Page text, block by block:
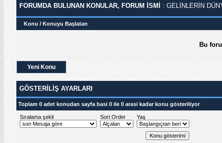
FORUMDA BULUNAN KONULAR, FORUM ISMI : GELINLERIN
Konu / Konuyu Başlatan
Bu
Yeni Konu
GÖSTERILIŞ AYARLARI
Toplam 0 adet konudan sayfa basi 0 ile 0 arasi kadar konu gösteriliyor
Sıralama şekli Sort Order Yaş